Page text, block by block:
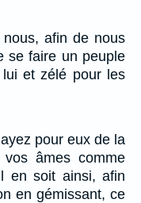
afin de nous
se faire un peuple
et zélé pour les
pour eux de la
âmes comme
en soit ainsi, afin
en gémissant, ce